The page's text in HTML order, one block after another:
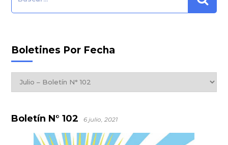
Boletín N° 102 6 julio, 2021
Boletines Por Fecha
Boletines
por